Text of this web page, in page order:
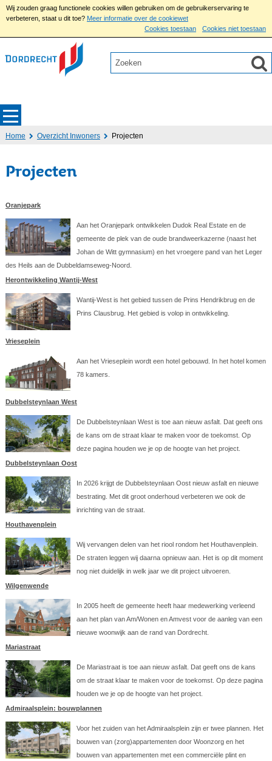
Wij zouden graag functionele cookies willen gebruiken om de gebruikerservaring te
verbeteren, staat u dit toe? Meer informatie over de cookiewet
Cookies toestaan
Cookies niet toestaan
Home Overzicht Inwoners Projecten
Projecten
Oranjepark
Aan het Oranjepark ontwikkelen Dudok Real Estate en de
gemeente de plek van de oude brandweerkazerne (naast het
Johan de Witt gymnasium) en het vroegere pand van het Leger
des Heils aan de Dubbeldamseweg-Noord.
Herontwikkeling Wantij-West
Wantij-West is het gebied tussen de Prins Hendrikbrug en de
Prins Clausbrug. Het gebied is volop in ontwikkeling.
Vrieseplein
Aan het Vrieseplein wordt een hotel gebouwd. In het hotel komen
78 kamers.
Dubbelsteynlaan West
De Dubbelsteynlaan West is toe aan nieuw asfalt. Dat geeft ons
de kans om de straat klaar te maken voor de toekomst. Op
deze pagina houden we je op de hoogte van het project.
Dubbelsteynlaan Oost
In 2026 krijgt de Dubbelsteynlaan Oost nieuw asfalt en nieuwe
bestrating. Met dit groot onderhoud verbeteren we ook de
inrichting van de straat.
Houthavenplein
Wij vervangen delen van het riool rondom het Houthavenplein.
De straten leggen wij daarna opnieuw aan. Het is op dit moment
nog niet duidelijk in welk jaar we dit project uitvoeren.
Wilgenwende
In 2005 heeft de gemeente heeft haar medewerking verleend
aan het plan van Am/Wonen en Amvest voor de aanleg van een
nieuwe woonwijk aan de rand van Dordrecht.
Mariastraat
De Mariastraat is toe aan nieuw asfalt. Dat geeft ons de kans
om de straat klaar te maken voor de toekomst. Op deze pagina
houden we je op de hoogte van het project.
Admiraalsplein: bouwplannen
Voor het zuiden van het Admiraalsplein zijn er twee plannen. Het
bouwen van (zorg)appartementen door Woonzorg en het
bouwen van appartementen met een commerciële plint en